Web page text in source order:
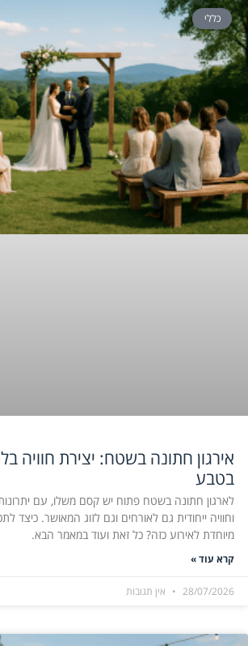
כללי
אירגון חתונה בשטח: יצירת חוויה
בטבע
לארגון חתונה בשטח פתוח יש קסם משלו, עם
וחוויה ייחודית גם לאורחים וגם לזוג המאושר. כיצד
מיוחדת לאירוע כזה? כל זאת ועוד במאמר הבא.
קרא עוד »
28/07/2026 אין תגובות